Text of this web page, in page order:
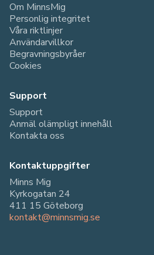
Om MinnsMig
Personlig integritet
Våra riktlinjer
Användarvillkor
Begravningsbyråer
Cookies
Support
Support
Anmäl olämpligt innehåll
Kontakta oss
Kontaktuppgifter
Minns Mig
Kyrkogatan 24
411 15 Göteborg
kontakt@minnsmig.se